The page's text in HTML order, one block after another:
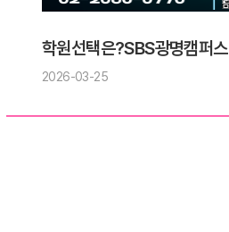
학원선택은?SBS광명캠퍼스
2026-03-25